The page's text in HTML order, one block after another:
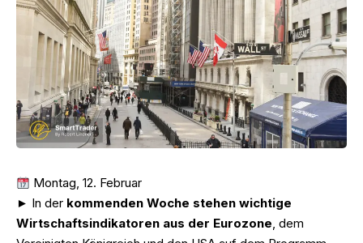
Montag, 12. Februar
► In der kommenden Woche stehen wichtige
Wirtschaftsindikatoren aus der Eurozone, dem